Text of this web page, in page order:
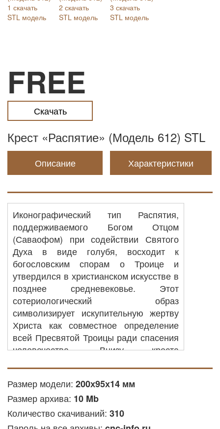
FREE
Скачать
Крест «Распятие» (Модель 612) STL
Описание Характеристики
Иконографический тип Распятия,
поддерживаемого Богом Отцом
(Саваофом) при содействии Святого
Духа в виде голубя, восходит к
богословским спорам о Троице и
утвердился в христианском искусстве в
позднее средневековье. Этот
сотериологический образ
символизирует искупительную жертву
Христа как совместное определение
всей Пресвятой Троицы ради спасения
человечества. Внизу креста
либо евангельские сцены раннего
периода земной жизни Спасителя,
подчеркивающие непрерывность
домостроительства спасения.
Размер модели: 200х95х14 мм
Размер архива: 10 Mb
Количество скачиваний: 310